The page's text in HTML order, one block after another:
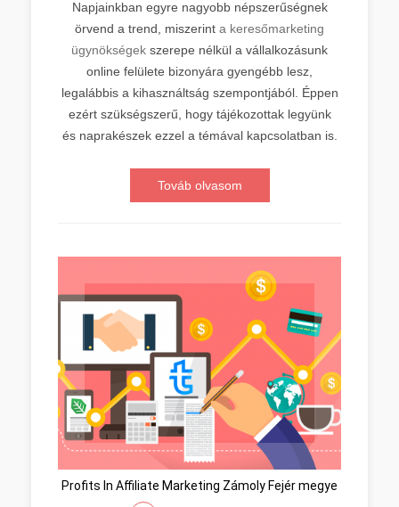
Napjainkban egyre nagyobb népszerűségnek
örvend a trend, miszerint a keresőmarketing
ügynökségek szerepe nélkül a vállalkozásunk
online felülete bizonyára gyengébb lesz,
legalábbis a kihasználtság szempontjából. Éppen
ezért szükségszerű, hogy tájékozottak legyünk
és naprakészek ezzel a témával kapcsolatban is.
Továb olvasom
Profits In Affiliate Marketing Zámoly Fejér megye